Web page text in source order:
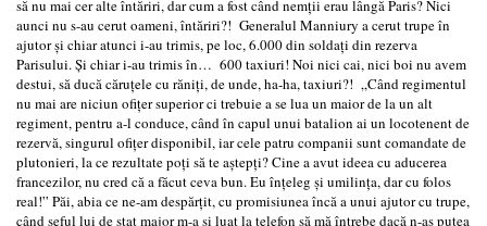
să nu mai cer alte întăriri, dar cum a fost când nemţii erau lângă Paris? Nici
aunci nu s-au cerut oameni, întăriri?! Generalul Manniury a cerut trupe în
ajutor şi chiar atunci i-au trimis, pe loc, 6.000 din soldaţi din rezerva
Parisului. Şi chiar i-au trimis în… 600 taxiuri! Noi nici cai, nici boi nu avem
destui, să ducă căruţele cu răniţi, de unde, ha-ha, taxiuri?! „Când regimentul
nu mai are niciun ofiţer superior ci trebuie a se lua un maior de la un alt
regiment, pentru a-l conduce, când în capul unui batalion ai un locotenent de
rezervă, singurul ofiţer disponibil, iar cele patru companii sunt comandate de
plutonieri, la ce rezultate poţi să te aştepţi? Cine a avut ideea cu aducerea
francezilor, nu cred că a făcut ceva bun. Eu înţeleg şi umilinţa, dar cu folos
real!” Păi, abia ce ne-am despărţit, cu promisiunea încă a unui ajutor cu trupe,
când şeful lui de stat major m-a şi luat la telefon să mă întrebe dacă n-aş putea